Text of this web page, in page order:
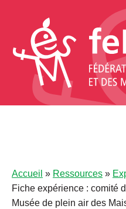
Accueil » Ressources »
Fiche expérience : comité
Musée de plein air des